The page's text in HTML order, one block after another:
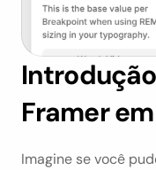
Framer
Imagine se você